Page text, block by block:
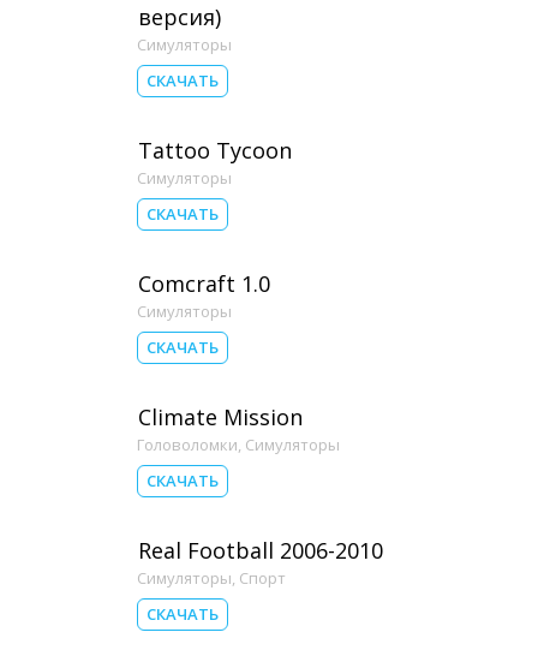
версия)
Симуляторы
СКАЧАТЬ
Tattoo Tycoon
Симуляторы
СКАЧАТЬ
Comcraft 1.0
Симуляторы
СКАЧАТЬ
Climate Mission
Головоломки, Симуляторы
СКАЧАТЬ
Real Football 2006-2010
Симуляторы, Спорт
СКАЧАТЬ